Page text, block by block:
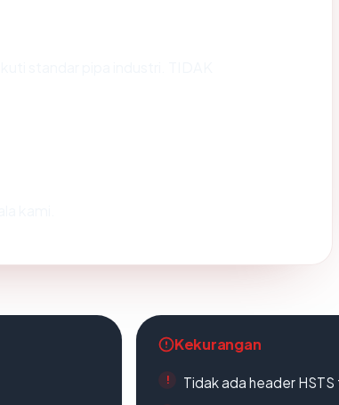
Kekurangan
Tidak ada header